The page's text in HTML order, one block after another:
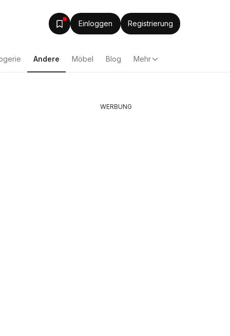
Einloggen Registrierung
Andere Möbel Blog Mehr
WERBUNG